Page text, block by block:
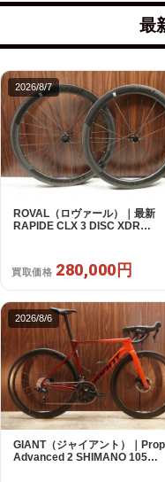
最
2026/8/7
ROVAL（ロヴァール）｜最新
RAPIDE CLX 3 DISC XDR
買取価格 280,000円
2026/8/6
GIANT（ジャイアント）｜
Advanced 2 SHIMANO 105